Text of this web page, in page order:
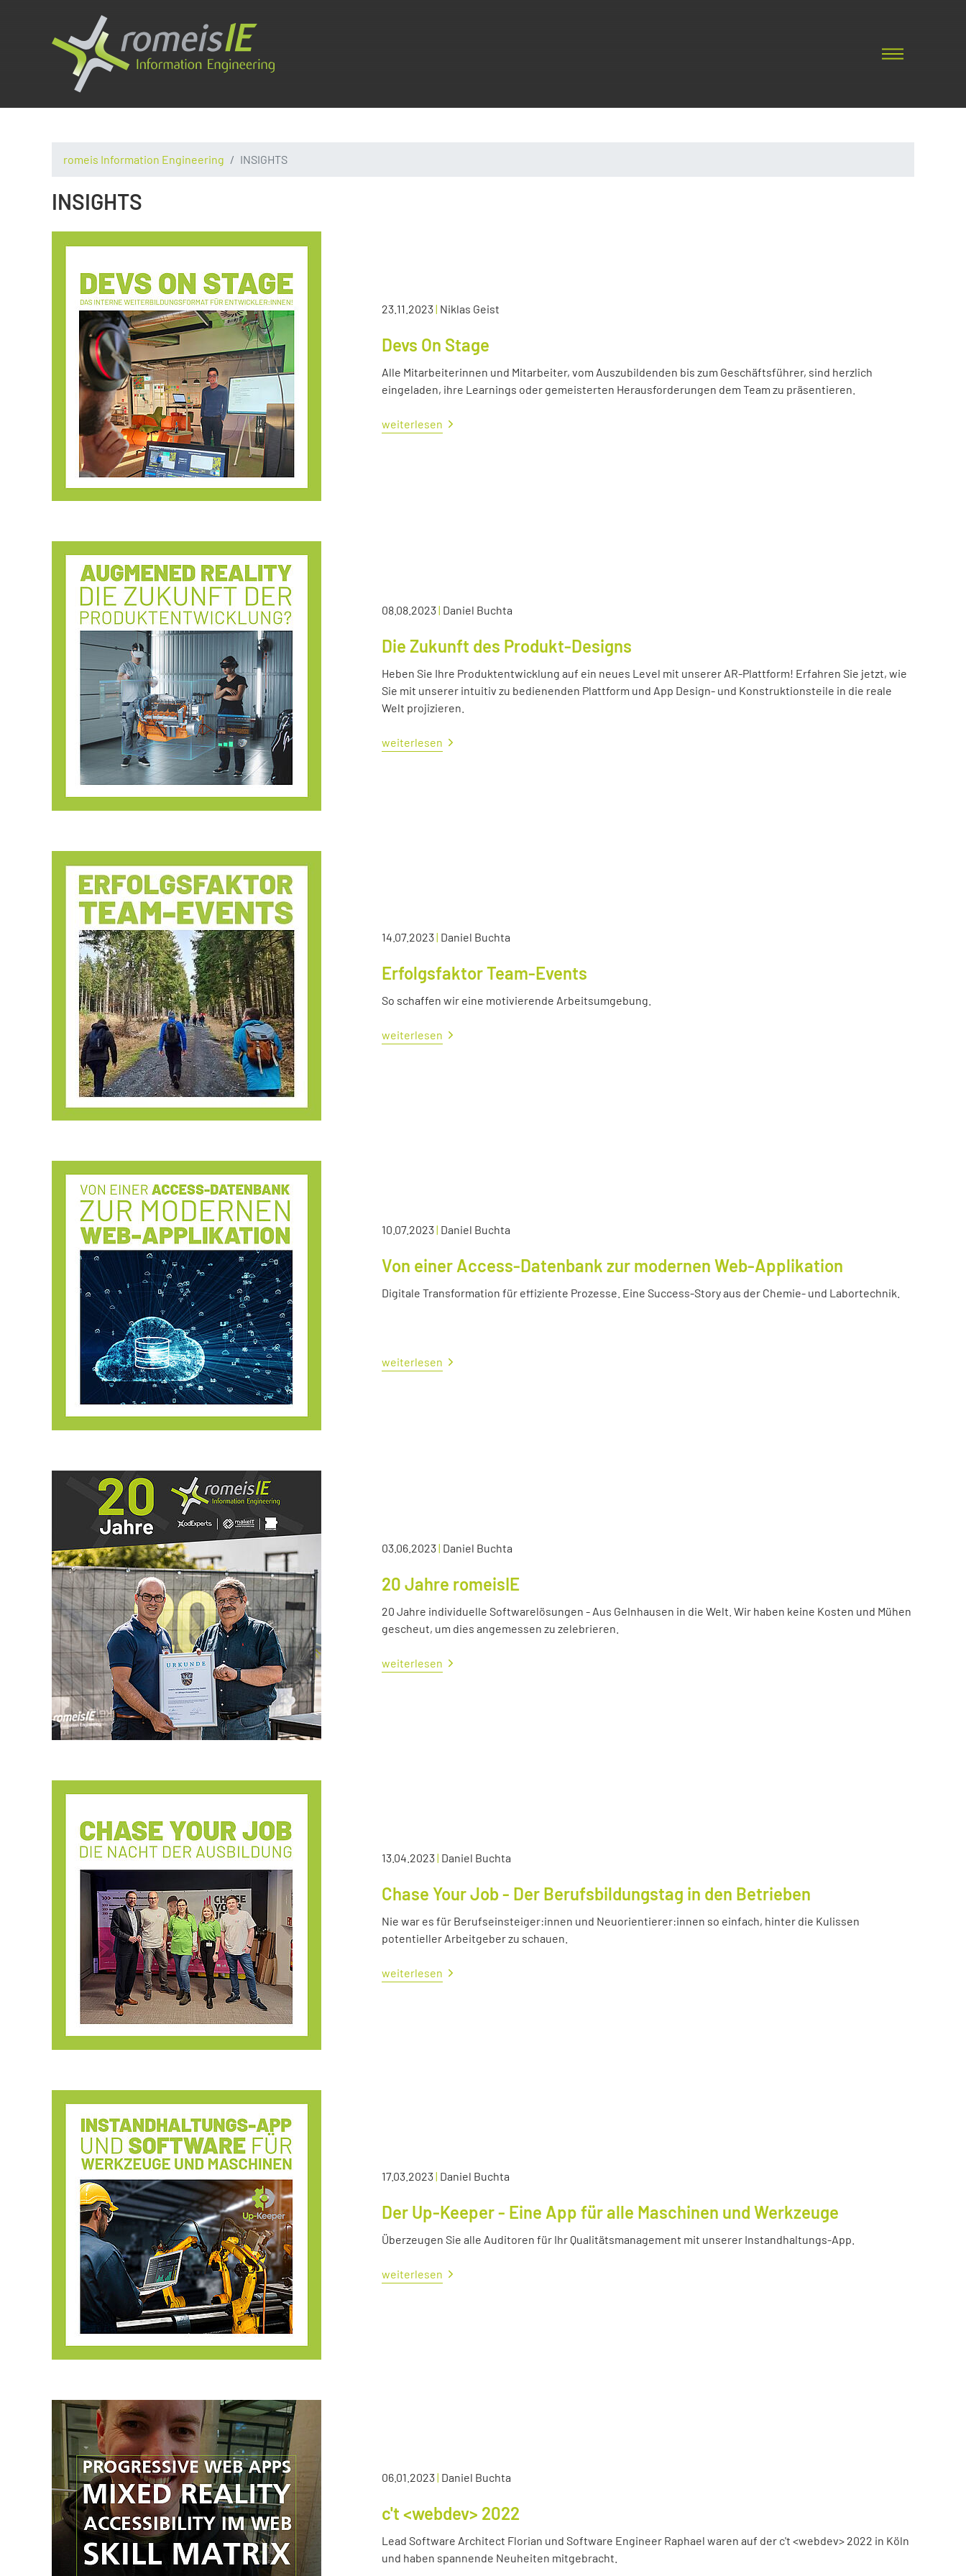
romeis Information Engineering INSIGHTS
INSIGHTS
23.11.2023| Niklas Geist
Devs On Stage
Alle Mitarbeiterinnen und Mitarbeiter, vom Auszubildenden bis zum Geschäftsführer, sind herzlich
eingeladen, ihre Learnings oder gemeisterten Herausforderungen dem Team zu präsentieren.
weiterlesen
08.08.2023| Daniel Buchta
Die Zukunft des Produkt-Designs
Heben Sie Ihre Produktentwicklung auf ein neues Level mit unserer AR-Plattform! Erfahren Sie jetzt, wie
Sie mit unserer intuitiv zu bedienenden Plattform und App Design- und Konstruktionsteile in die reale
Welt projizieren.
weiterlesen
14.07.2023| Daniel Buchta
Erfolgsfaktor Team-Events
So schaffen wir eine motivierende Arbeitsumgebung.
weiterlesen
10.07.2023| Daniel Buchta
Von einer Access-Datenbank zur modernen Web-Applikation
Digitale Transformation für effiziente Prozesse. Eine Success-Story aus der Chemie- und Labortechnik.
weiterlesen
03.06.2023| Daniel Buchta
20 Jahre romeisIE
20 Jahre individuelle Softwarelösungen - Aus Gelnhausen in die Welt. Wir haben keine Kosten und Mühen
gescheut, um dies angemessen zu zelebrieren.
weiterlesen
13.04.2023| Daniel Buchta
Chase Your Job - Der Berufsbildungstag in den Betrieben
Nie war es für Berufseinsteiger:innen und Neuorientierer:innen so einfach, hinter die Kulissen
potentieller Arbeitgeber zu schauen.
weiterlesen
17.03.2023| Daniel Buchta
Der Up-Keeper - Eine App für alle Maschinen und Werkzeuge
Überzeugen Sie alle Auditoren für Ihr Qualitätsmanagement mit unserer Instandhaltungs-App.
weiterlesen
06.01.2023| Daniel Buchta
c't <webdev> 2022
Lead Software Architect Florian und Software Engineer Raphael waren auf der c't <webdev> 2022 in Köln
und haben spannende Neuheiten mitgebracht.